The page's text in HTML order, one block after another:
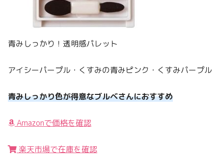
青みしっかり！透明感パレット
アイシーパープル・くすみの青みピンク・くすみパープル
青みしっかり色が得意なブルベさんにおすすめ
Amazonで価格を確認
楽天市場で在庫を確認